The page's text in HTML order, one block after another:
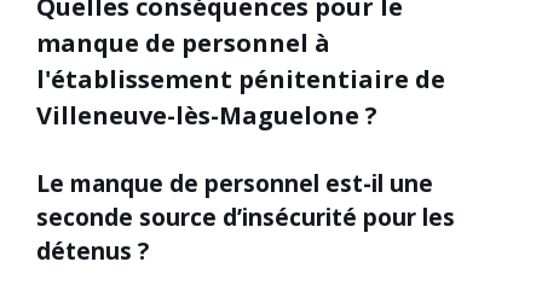
manque de personnel à
l'établissement pénitentiaire de
Villeneuve-lès-Maguelone ?
Le manque de personnel est-il une
seconde source d’insécurité pour les
détenus ?